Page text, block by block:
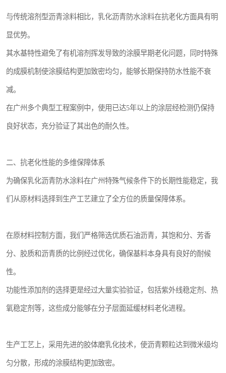
与传统溶剂型沥青涂料相比，乳化沥青防水涂料在抗老化方面具有明
显优势。
其水基特性避免了有机溶剂挥发导致的涂膜早期老化问题，同时特殊
的成膜机制使涂膜结构更加致密均匀，能够长期保持防水性能不衰
减。
在广州多个典型工程案例中，使用已达5年以上的涂层经检测仍保持
良好状态，充分验证了其出色的耐久性。
二、抗老化性能的多维保障体系
为确保乳化沥青防水涂料在广州特殊气候条件下的长期性能稳定，我
们从原材料选择到生产工艺建立了全方位的质量保障体系。
在原材料控制方面，我们严格筛选优质石油沥青，其饱和分、芳香
分、胶质和沥青质的比例经过优化，确保基料本身具有良好的耐候
性。
功能性添加剂的选择更是经过大量实验验证，包括紫外线稳定剂、热
氧稳定剂等，这些成分能够在分子层面延缓材料老化进程。
生产工艺上，采用先进的胶体磨乳化技术，使沥青颗粒达到微米级均
匀分散，形成的涂膜结构更加致密。